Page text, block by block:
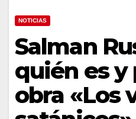
NOTICIAS
Salman
quién es y
obra «Los